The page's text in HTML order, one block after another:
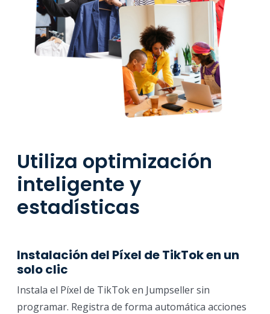
Utiliza optimización
inteligente y
estadísticas
Instalación del Píxel de TikTok en un
solo clic
Instala el Píxel de TikTok en Jumpseller sin
programar. Registra de forma automática acciones